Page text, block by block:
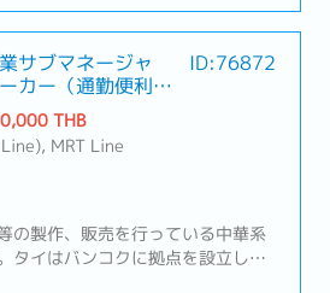
・業務改善やシステム化改善のパ
抱える問題やご要望をヒアリン
案・顧客の目的を最大化するた
ランスを考えた提案・顧客の多く
地へ訪問（アユタヤ周辺、サムッ
ナコンなど）・訪問時はドライバ
サブマネージャ
カー（通勤便利・
ID:76872
THB
MRT Line
の製作、販売を行っている中華系
タイはバンコクに拠点を設立し、